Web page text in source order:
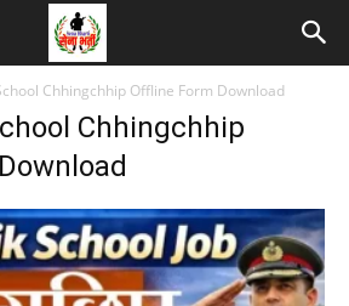
Chhingchhip Offline Form Download
Chhingchhip